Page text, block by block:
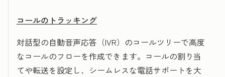
コールのトラッキング
対話型の自動音声応答（IVR）のコールツリーで高度
なコールのフローを作成できます。コールの割り当
てや転送を設定し、シームレスな電話サポートを大